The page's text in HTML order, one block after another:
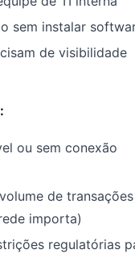
sem instalar
de visibilidade
ou sem conexão
de
importa)
regulatórias